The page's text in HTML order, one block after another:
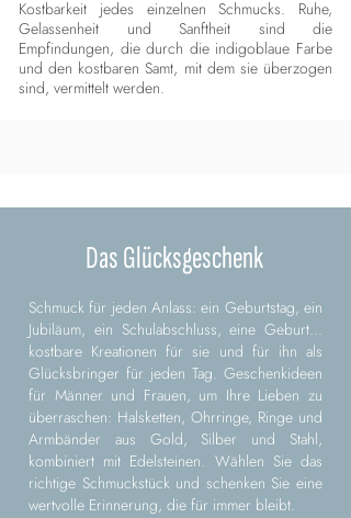
Kostbarkeit jedes einzelnen Schmucks. Ruhe,
Gelassenheit und Sanftheit sind die
Empfindungen, die durch die indigoblaue Farbe
und den kostbaren Samt, mit dem sie überzogen
sind, vermittelt werden.
Das Glücksgeschenk
Schmuck für jeden Anlass: ein Geburtstag, ein
Jubiläum, ein Schulabschluss, eine Geburt...
kostbare Kreationen für sie und für ihn als
Glücksbringer für jeden Tag. Geschenkideen
für Männer und Frauen, um Ihre Lieben zu
überraschen: Halsketten, Ohrringe, Ringe und
Armbänder aus Gold, Silber und Stahl,
kombiniert mit Edelsteinen. Wählen Sie das
richtige Schmuckstück und schenken Sie eine
wertvolle Erinnerung, die für immer bleibt.